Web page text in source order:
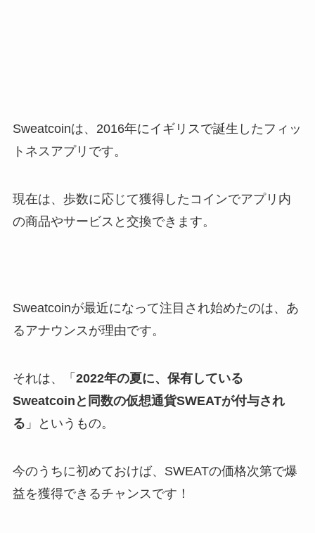
Sweatcoinは、2016年にイギリスで誕生したフィッ
トネスアプリです。
現在は、歩数に応じて獲得したコインでアプリ内
の商品やサービスと交換できます。
Sweatcoinが最近になって注目され始めたのは、あ
るアナウンスが理由です。
それは、「 2022年の夏に、保有している
Sweatcoinと同数の仮想通貨SWEATが付与され
る 」というもの。
今のうちに初めておけば、SWEATの価格次第で爆
益を獲得できるチャンスです！